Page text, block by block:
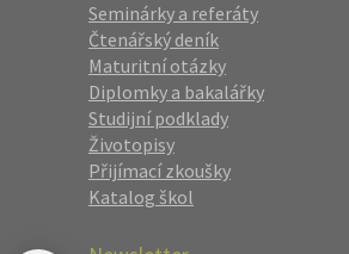
Seminárky a referáty
Čtenářský deník
Maturitní otázky
Diplomky a bakalářky
Studijní podklady
Životopisy
Přijímací zkoušky
Katalog škol